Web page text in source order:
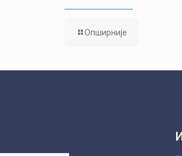
Опширније